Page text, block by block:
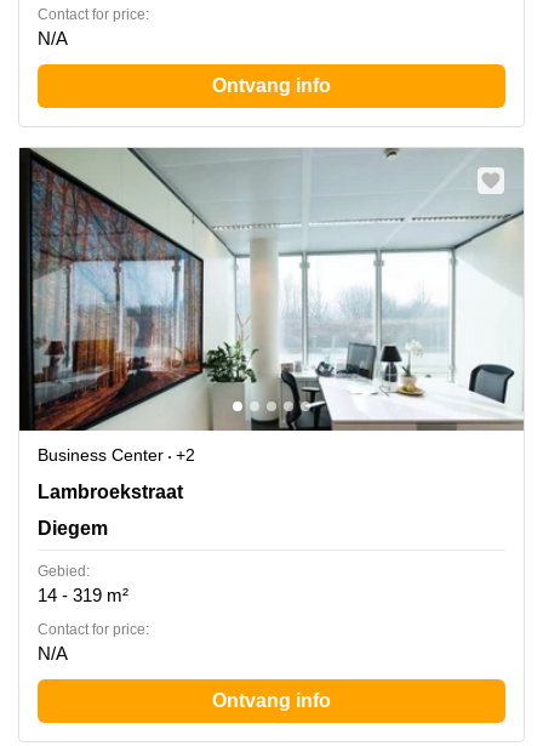
Contact for price:
N/A
Ontvang info
Business Center
+2
Lambroekstraat 5A, Diegem
Lambroekstraat
Diegem
Gebied:
14 - 319 m²
Contact for price:
N/A
Ontvang info